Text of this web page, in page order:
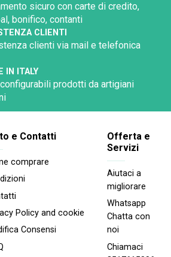
sicuro con carte di credito,
bonifico, contanti
CLIENTI
clienti via mail e telefonica
IN ITALY
prodotti da artigiani
e Contatti
comprare
Policy and cookie
Consensi
Offerta e
Servizi
Aiutaci a
migliorare
Whatsapp
Chatta con
noi
Chiamaci